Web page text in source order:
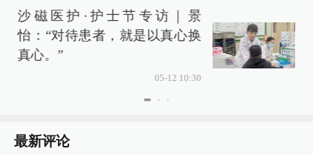
沙磁医护·护士节专访｜景
怡：“对待患者，就是以真心换
真心。”
05-12 10:30
最新评论